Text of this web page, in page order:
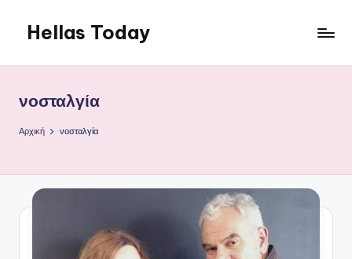
Μετάβαση
περιεχόμενο
Hellas Today
νοσταλγία
Αρχική νοσταλγία